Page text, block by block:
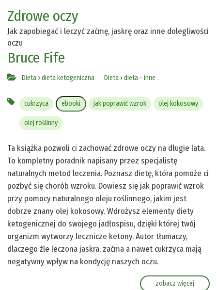
Zdrowe oczy
Jak zapobiegać i leczyć zaćmę, jaskrę oraz inne dolegliwości
oczu
Bruce Fife
Dieta › dieta ketogeniczna Dieta › dieta - inne
cukrzyca ebooki jak poprawić wzrok olej kokosowy
olej roślinny
Ta książka pozwoli ci zachować zdrowe oczy na długie lata.
To kompletny poradnik napisany przez specjalistę
naturalnych metod leczenia. Poznasz dietę, która pomoże ci
pozbyć się chorób wzroku. Dowiesz się jak poprawić wzrok
przy pomocy naturalnego oleju roślinnego, jakim jest
dobrze znany olej kokosowy. Wdrożysz elementy diety
ketogenicznej do swojego jadłospisu, dzięki której twój
organizm wytworzy lecznicze ketony. Autor tłumaczy,
dlaczego źle leczona jaskra, zaćma a nawet cukrzyca mają
negatywny wpływ na kondycję naszych oczu.
zobacz więcej